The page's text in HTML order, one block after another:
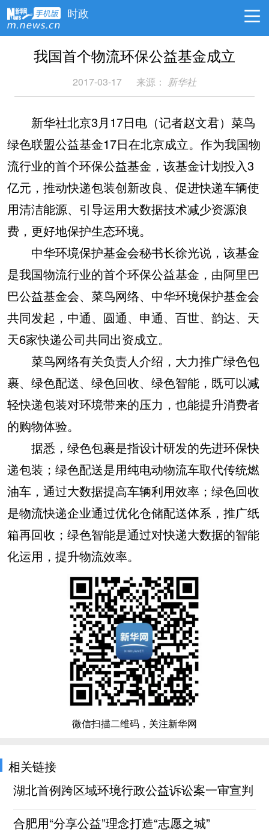
时政
我国首个物流环保公益基金成立
2017-03-17 来源： 新华社
新华社北京3月17日电（记者赵文君）菜鸟
绿色联盟公益基金17日在北京成立。作为我国物
流行业的首个环保公益基金，该基金计划投入3
亿元，推动快递包装创新改良、促进快递车辆使
用清洁能源、引导运用大数据技术减少资源浪
费，更好地保护生态环境。
中华环境保护基金会秘书长徐光说，该基金
是我国物流行业的首个环保公益基金，由阿里巴
巴公益基金会、菜鸟网络、中华环境保护基金会
共同发起，中通、圆通、申通、百世、韵达、天
天6家快递公司共同出资成立。
菜鸟网络有关负责人介绍，大力推广绿色包
裹、绿色配送、绿色回收、绿色智能，既可以减
轻快递包装对环境带来的压力，也能提升消费者
的购物体验。
据悉，绿色包裹是指设计研发的先进环保快
递包装；绿色配送是用纯电动物流车取代传统燃
油车，通过大数据提高车辆利用效率；绿色回收
是物流快递企业通过优化仓储配送体系，推广纸
箱再回收；绿色智能是通过对快递大数据的智能
化运用，提升物流效率。
微信扫描二维码，关注新华网
相关链接
湖北首例跨区域环境行政公益诉讼案一审宣判
合肥用“分享公益”理念打造“志愿之城”